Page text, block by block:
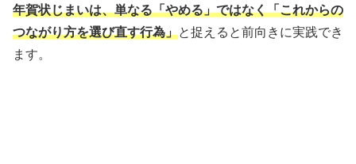
年賀状じまいは、単なる「やめる」ではなく「これからの
つながり方を選び直す行為」と捉えると前向きに実践でき
ます。